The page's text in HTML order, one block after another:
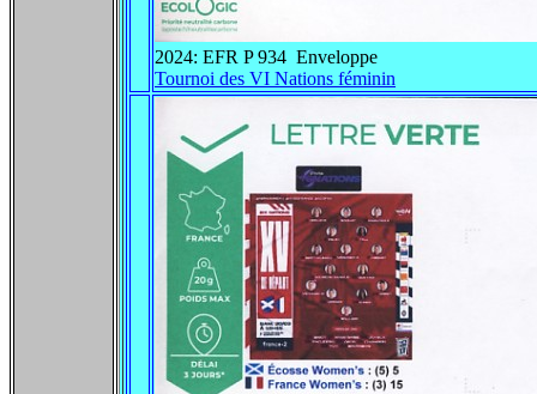
2024: EFR P 934 Enveloppe
Tournoi des VI Nations féminin